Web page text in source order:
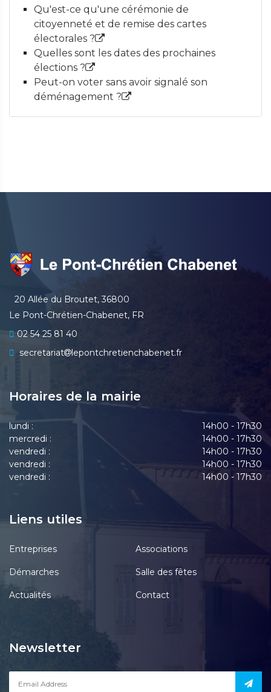
Qu'est-ce qu'une cérémonie de
citoyenneté et de remise des cartes
électorales ?
Quelles sont les dates des prochaines
élections ?
Peut-on voter sans avoir signalé son
déménagement ?
20 Allée du Broutet, 36800
Le Pont-Chrétien-Chabenet, FR
02 54 25 81 40
secretariat
lepontchretienchabenet.fr
Horaires de la mairie
lundi :
14h00 - 17h30
mercredi :
14h00 - 17h30
vendredi :
14h00 - 17h30
vendredi :
14h00 - 17h30
vendredi :
14h00 - 17h30
Liens utiles
Entreprises Associations
Démarches Salle des fêtes
Actualités Contact
Newsletter